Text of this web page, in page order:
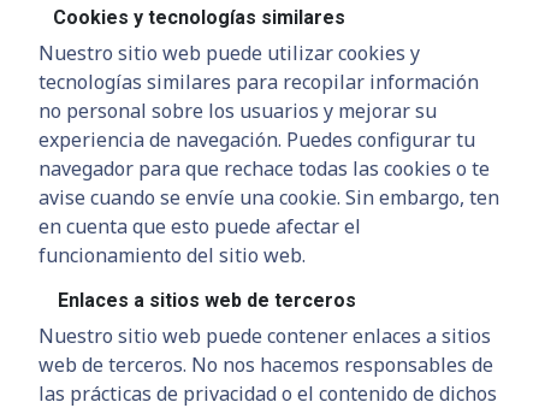
Cookies y tecnologías similares
Nuestro sitio web puede utilizar cookies y
tecnologías similares para recopilar información
no personal sobre los usuarios y mejorar su
experiencia de navegación. Puedes configurar tu
navegador para que rechace todas las cookies o te
avise cuando se envíe una cookie. Sin embargo, ten
en cuenta que esto puede afectar el
funcionamiento del sitio web.
Enlaces a sitios web de terceros
Nuestro sitio web puede contener enlaces a sitios
web de terceros. No nos hacemos responsables de
las prácticas de privacidad o el contenido de dichos